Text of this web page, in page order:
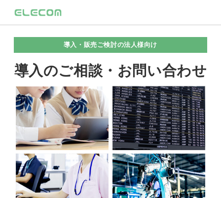
導入・販売ご検討の法人様向け
導入のご相談・お問い合わせ